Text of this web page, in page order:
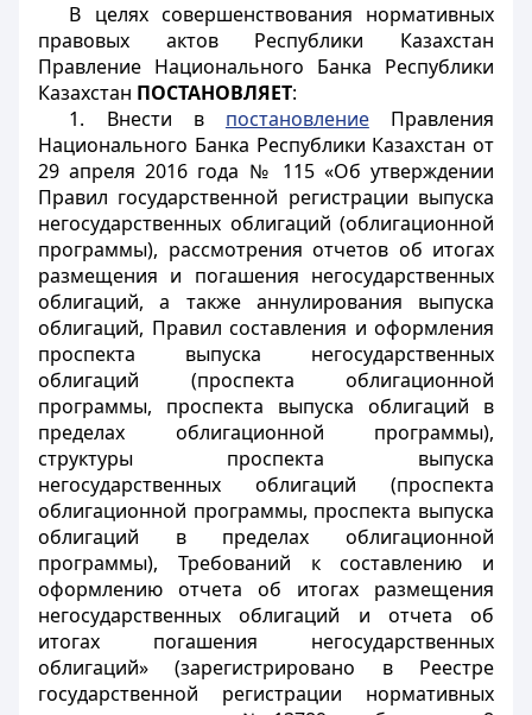
В целях совершенствования нормативных
правовых актов Республики Казахстан
Правление Национального Банка Республики
Казахстан ПОСТАНОВЛЯЕТ:
1. Внести в постановлениеПравления
Национального Банка Республики Казахстан от
29 апреля 2016 года № 115 «Об утверждении
Правил государственной регистрации выпуска
негосударственных облигаций (облигационной
программы), рассмотрения отчетов об итогах
размещения и погашения негосударственных
облигаций, а также аннулирования выпуска
облигаций, Правил составления и оформления
проспекта выпуска негосударственных
облигаций (проспекта облигационной
программы, проспекта выпуска облигаций в
пределах облигационной программы),
структуры проспекта выпуска
негосударственных облигаций (проспекта
облигационной программы, проспекта выпуска
облигаций в пределах облигационной
программы), Требований к составлению и
оформлению отчета об итогах размещения
негосударственных облигаций и отчета об
итогах погашения негосударственных
облигаций» (зарегистрировано в Реестре
государственной регистрации нормативных